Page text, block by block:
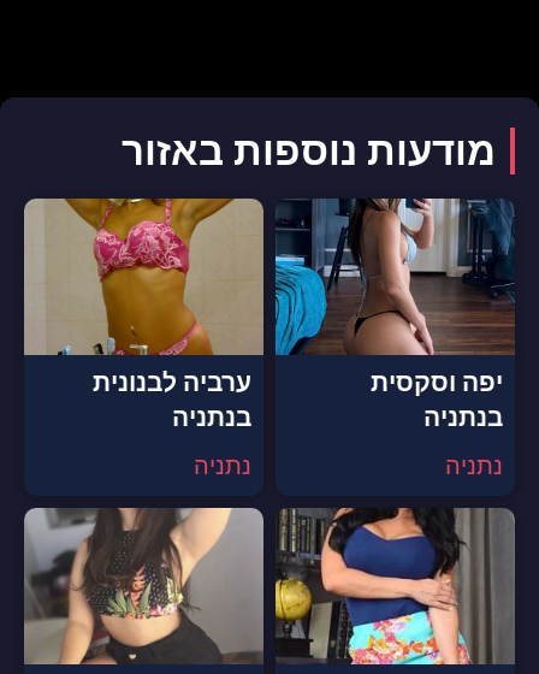
מודעות נוספות באזור
יפה וסקסית
בנתניה
נתניה
ערביה לבנונית
בנתניה
נתניה